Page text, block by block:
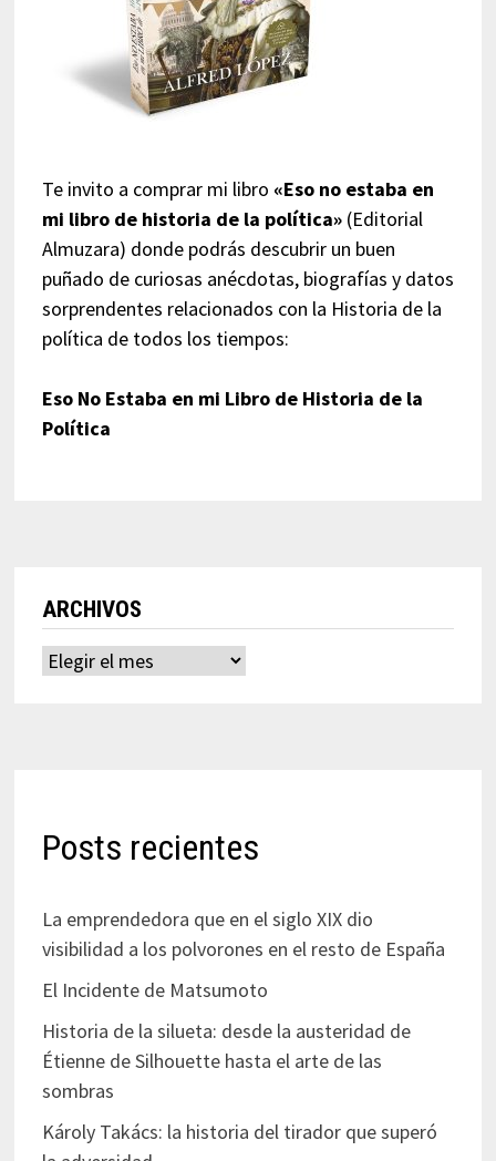
Te invito a comprar mi libro «Eso no estaba en
mi libro de historia de la política»(Editorial
Almuzara) donde podrás descubrir un buen
puñado de curiosas anécdotas, biografías y datos
sorprendentes relacionados con la Historia de la
política de todos los tiempos:
Eso No Estaba en mi Libro de Historia de la
Política
ARCHIVOS
Archivos
Posts recientes
La emprendedora que en el siglo XIX dio
visibilidad a los polvorones en el resto de España
El Incidente de Matsumoto
Historia de la silueta: desde la austeridad de
Étienne de Silhouette hasta el arte de las
sombras
Károly Takács: la historia del tirador que superó